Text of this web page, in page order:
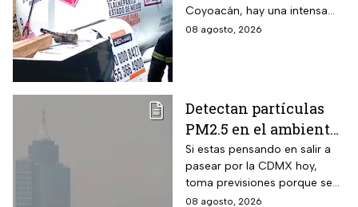
socavón
Coyoacán, hay una intensa
movilización de servicios de
08 agosto, 2026
Detectan partículas
PM2.5 en el ambiente;
así esta la calidad del
aire hoy en la CDMX
Si estas pensando en salir a
pasear por la CDMX hoy,
toma previsiones porque se
detectaron partículas
08 agosto, 2026